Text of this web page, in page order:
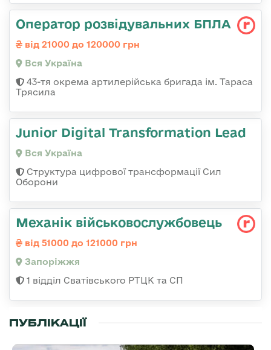
Оператор розвідувальних БПЛА
від 21000 до 120000 грн
Вся Україна
43-тя окрема артилерійська бригада ім. Тараса
Трясила
Junior Digital Transformation Lead
Вся Україна
Структура цифрової трансформації Сил
Оборони
Механік військовослужбовець
від 51000 до 121000 грн
Запоріжжя
1 відділ Сватівського РТЦК та СП
ПУБЛІКАЦІЇ